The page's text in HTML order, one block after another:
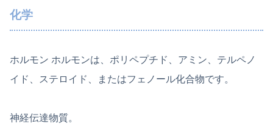
化学
ホルモン ホルモンは、ポリペプチド、アミン、テルペノ
イド、ステロイド、またはフェノール化合物です。
神経伝達物質。